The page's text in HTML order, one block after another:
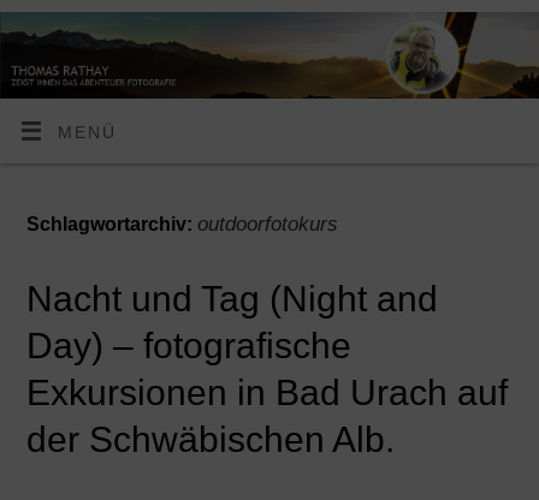
MENÜ
Schlagwortarchiv: outdoorfotokurs
Nacht und Tag (Night and
Day) – fotografische
Exkursionen in Bad Urach auf
der Schwäbischen Alb.